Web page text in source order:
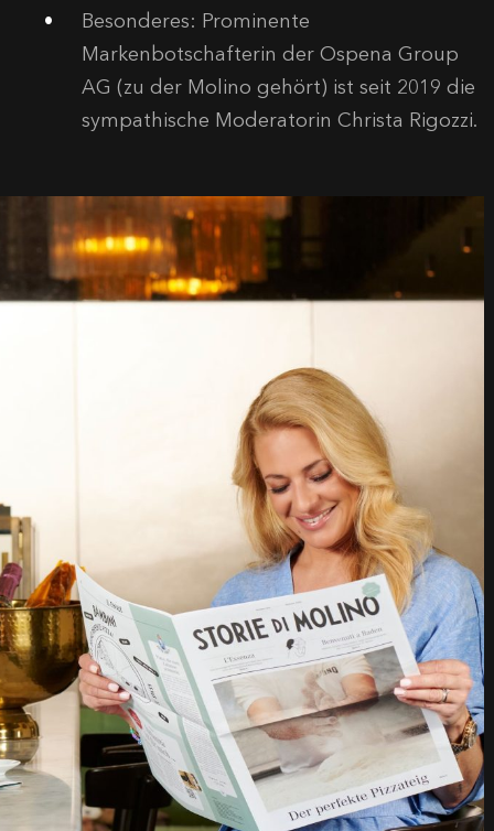
Besonderes: Prominente
Markenbotschafterin der Ospena Group
AG (zu der Molino gehört) ist seit 2019 die
sympathische Moderatorin Christa Rigozzi.